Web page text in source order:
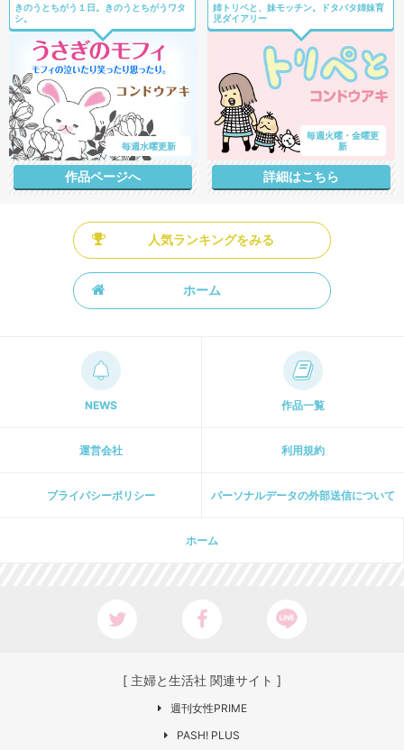
きのうとちがう１日。きのうとちがうワタ
シ。
毎週水曜更新
作品ページへ
姉トリペと、妹モッチン。ドタバタ姉妹育
児ダイアリー
毎週火曜・金曜更
新
詳細はこちら
人気ランキングをみる
ホーム
NEWS 作品一覧
運営会社 利用規約
プライパシーポリシー パーソナルデータの外部送信について
ホーム
[ 主婦と生活社 関連サイト ]
週刊女性PRIME
PASH! PLUS